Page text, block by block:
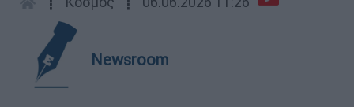
Newsroom